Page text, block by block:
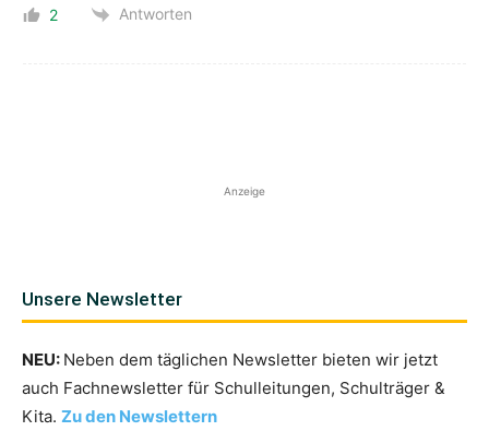
2 Antworten
Anzeige
Unsere Newsletter
NEU: Neben dem täglichen Newsletter bieten wir jetzt
auch Fachnewsletter für Schulleitungen, Schulträger &
Kita. Zu den Newslettern